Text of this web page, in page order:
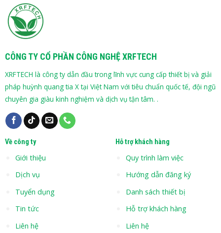
CÔNG TY CỔ PHẦN CÔNG NGHỆ XRFTECH
XRFTECH là công ty dẫn đầu trong lĩnh vực cung cấp thiết bị và giải
pháp huỳnh quang tia X tại Việt Nam với tiêu chuẩn quốc tế, đội ngũ
chuyên gia giàu kinh nghiệm và dịch vụ tận tâm. .
Về công ty
Giới thiệu
Dịch vụ
Tuyển dụng
Tin tức
Liên hệ
Hỗ trợ khách hàng
Quy trình làm việc
Hướng dẫn đăng ký
Danh sách thiết bị
Hỗ trợ khách hàng
Liên hệ